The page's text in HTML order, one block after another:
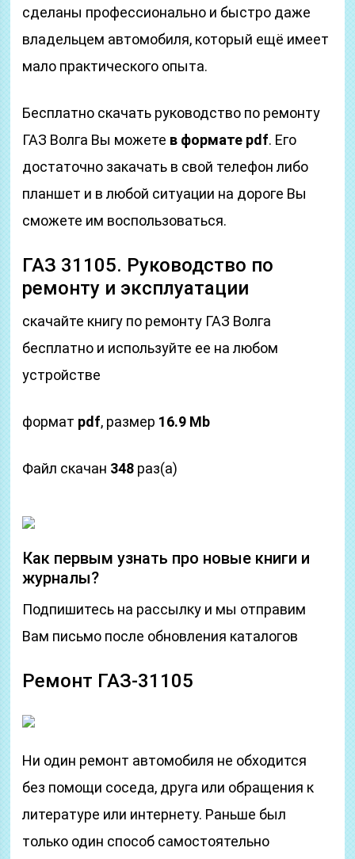
сделаны профессионально и быстро даже
владельцем автомобиля, который ещё имеет
мало практического опыта.
Бесплатно скачать руководство по ремонту
ГАЗ Волга Вы можете в формате pdf. Его
достаточно закачать в свой телефон либо
планшет и в любой ситуации на дороге Вы
сможете им воспользоваться.
ГАЗ 31105. Руководство по
ремонту и эксплуатации
скачайте книгу по ремонту ГАЗ Волга
бесплатно и используйте ее на любом
устройстве
формат pdf, размер 16.9 Mb
Файл скачан 348 раз(а)
Как первым узнать про новые книги и
журналы?
Подпишитесь на рассылку и мы отправим
Вам письмо после обновления каталогов
Ремонт ГАЗ-31105
Ни один ремонт автомобиля не обходится
без помощи соседа, друга или обращения к
литературе или интернету. Раньше был
только один способ самостоятельно